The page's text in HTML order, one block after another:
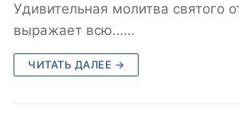
Удивительная молитва святого
выражает всю……
ЧИТАТЬ ДАЛЕЕ →